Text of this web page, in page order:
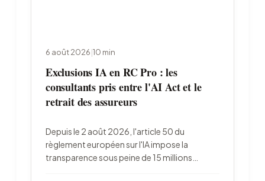
6 août 2026|10 min
Exclusions IA en RC Pro : les
consultants pris entre l'AI Act et le
retrait des assureurs
Depuis le 2 août 2026, l'article 50 du
règlement européen sur l'IA impose la
transparence sous peine de 15 millions